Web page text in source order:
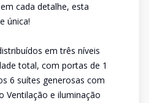
cada detalhe, esta
única!
em três níveis
total, com portas de 1
6 suítes generosas com
Ventilação e iluminação